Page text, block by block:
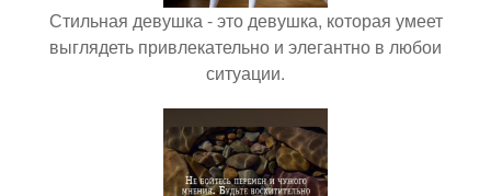
Стильная девушка - это девушка, которая умеет
выглядеть привлекательно и элегантно в любои
ситуации.